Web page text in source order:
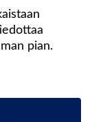
pian.